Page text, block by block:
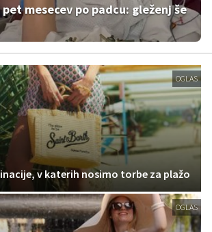
mesecev po padcu: gleženj še
OGLAS
v katerih nosimo torbe za plažo
OGLAS